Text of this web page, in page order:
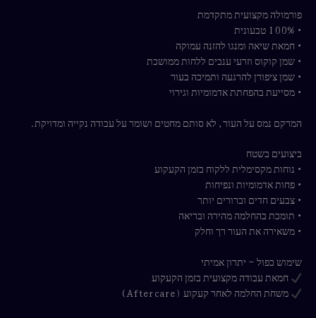
פורמולה מקצועית מתקדמת
• 100% טבעונית
• חמאת שיאה ומנגו להזנה עמוקה
• שמן קוקוס וזרעי ענבים ללחות ממושכת
• שמן ציפורן להרגעה ותמיכה בעור
• מסייעת בהפחתת אדמומיות וגירוי
המרקם נמס על העור, לא סותם מחטים ושומר על עבודה נקייה ומדויקת.
ביצועים בשטח
• נוחות מקסימלית ללקוח בזמן הקעקוע
• פחות אדמומיות ונפיחות
• צבעים חדים וברורים יותר
• תומכת בהחלמה מהירה ובריאה
• משאירה את העור רך וחלק
שימוש כפול – יתרון אמיתי
חמאת עבודה מקצועית בזמן הקעקוע
משחת החלמה לאחר קעקוע (Aftercare)